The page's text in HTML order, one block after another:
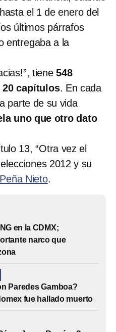
el 1 de enero del
últimos párrafos
entregaba a la
tiene548
capítulos. En cada
parte de su vida
uno que otro dato
13, “Otra vez el
2012 y su
Nieto.
en la CDMX;
narco que
Paredes Gamboa?
fue hallado muerto